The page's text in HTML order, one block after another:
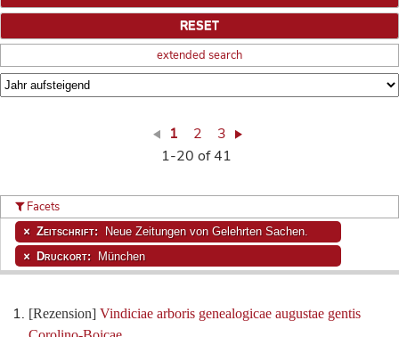
extended search
1 2
3
1-20 of 41
[Rezension] Vindiciae arboris genealogicae augustae gentis
Facets
Zeitschrift: Neue Zeitungen von Gelehrten Sachen.
Druckort: München